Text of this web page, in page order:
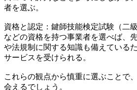
者を選ぶ。
資格と認定：鍵師技能検定試験（二
などの資格を持つ事業者を選べば、
や法規制に関する知識も備えている
サービスを受けられる。
これらの観点から慎重に選ぶことで
会えるでしょう。